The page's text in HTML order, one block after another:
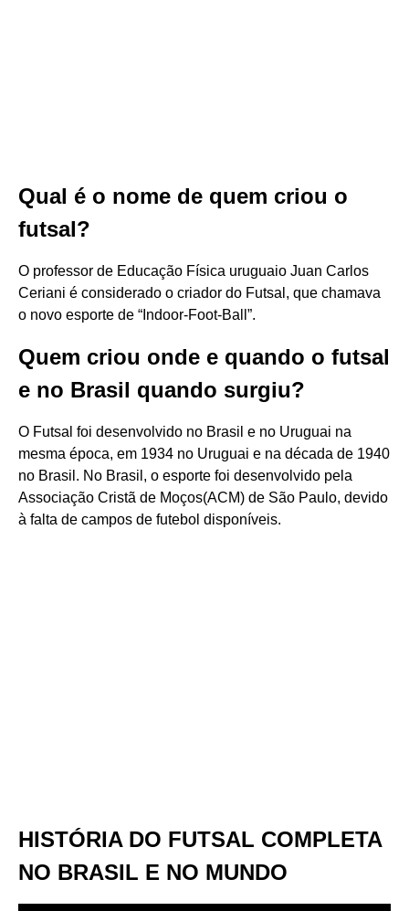
Qual é o nome de quem criou o
futsal?
O professor de Educação Física uruguaio Juan Carlos
Ceriani é considerado o criador do Futsal, que chamava
o novo esporte de “Indoor-Foot-Ball”.
Quem criou onde e quando o futsal
e no Brasil quando surgiu?
O Futsal foi desenvolvido no Brasil e no Uruguai na
mesma época, em 1934 no Uruguai e na década de 1940
no Brasil. No Brasil, o esporte foi desenvolvido pela
Associação Cristã de Moços(ACM) de São Paulo, devido
à falta de campos de futebol disponíveis.
HISTÓRIA DO FUTSAL COMPLETA
NO BRASIL E NO MUNDO